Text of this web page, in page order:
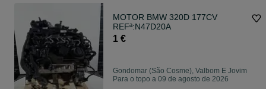
MOTOR BMW 320D 177CV
REFª:N47D20A
1 €
Gondomar (São Cosme), Valbom E Jovim
Para o topo a 09 de agosto de 2026